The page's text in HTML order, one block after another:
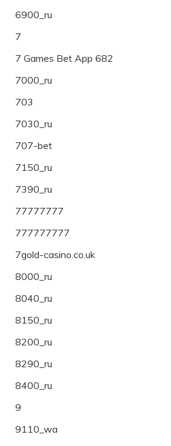
6900_ru
7
7 Games Bet App 682
7000_ru
703
7030_ru
707-bet
7150_ru
7390_ru
77777777
777777777
7gold-casino.co.uk
8000_ru
8040_ru
8150_ru
8200_ru
8290_ru
8400_ru
9
9110_wa